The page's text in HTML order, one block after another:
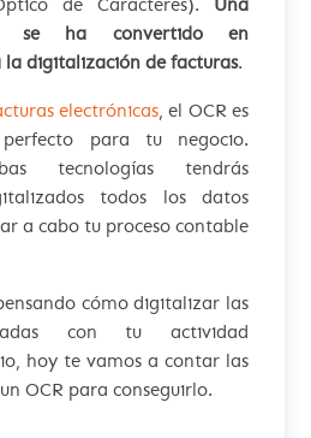
se ha convertido en
digitalización de facturas.
electrónicas , el OCR es
para tu negocio.
tecnologías tendrás
todos los datos
a cabo tu proceso contable
cómo digitalizar las
con tu actividad
hoy te vamos a contar las
OCR para conseguirlo.